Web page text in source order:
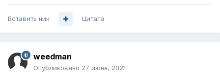
Вставить ник Цитата
weedman
Опубликовано 27 июня, 2021